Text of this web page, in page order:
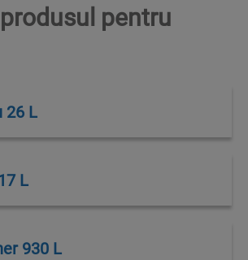
pentru
26 L
L
930 L